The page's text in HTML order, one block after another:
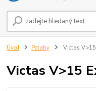
Úvod Potahy Victas
Victas V>15